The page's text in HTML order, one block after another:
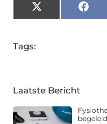
X
(Twitter)
Tags:
Laatste Bericht